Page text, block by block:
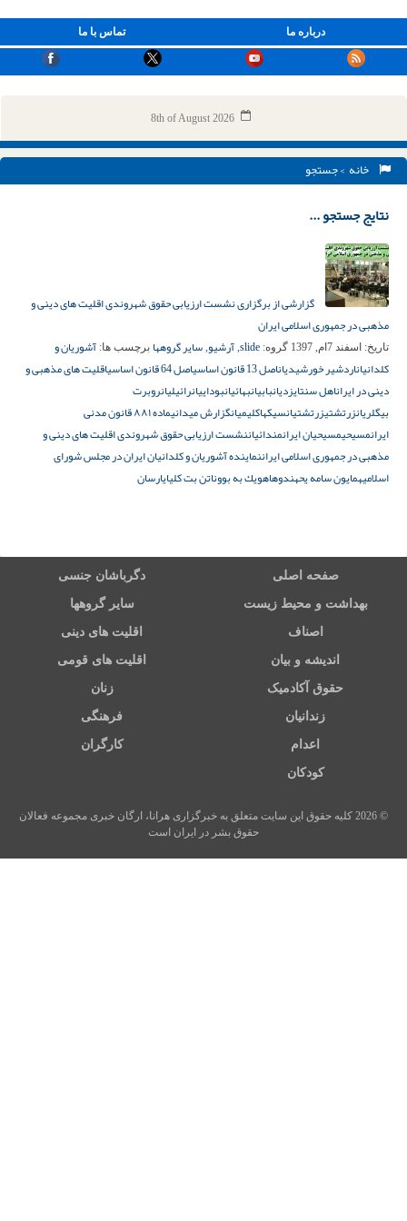
تماس با ما درباره ما
8th of August 2026
خانه > جستجو
نتایج جستجو ...
گزارشی از برگزاری نشست ارزیابی حقوق شهروندی اقلیت های دینی و
مذهبی در جمهوری اسلامی ایران
تاریخ: اسفند 7ام, 1397 گروه: slide
, آرشیو, سایر گروهها برچسب ها: آشوریان و
کلدانیاناردشير خورشيدياناصل 13 قانون اساسی اصل 64 قانون اساسی
اقلیت های مذهبی و
دینی در ایراناهل سنتایزدیانبابیانبهائیانبوداییانرائیلیانروبرت
بيگلريانزرتشتیزرتشتیانسیکهاکلیمیانگزارش میدانی
ماده ۸۸۱ قانون مدنی
ایرانمسیحیمسیحیان ایرانمندائیاننشست ارزيابی حقوق شهروندی اقليت های دينی و
مذهبی در جمهوری اسلامی ايراننماینده آشوریان و کلدانیان ایران در مجلس شورای
اسلامیهمايون سامه يحهندوهاهويك به بووناتن بت كليایارسان
صفحه اصلی دگرباشان جنسی
بهداشت و محیط زیست سایر گروهها
اصناف اقلیت های دینی
اندیشه و بیان اقلیت های قومی
حقوق آکادمیک زنان
زندانیان فرهنگی
اعدام کارگران
کودکان
© 2026 کلیه حقوق این سایت متعلق به خبرگزاری هرانا، ارگان خبری مجموعه فعالان
حقوق بشر در ایران است